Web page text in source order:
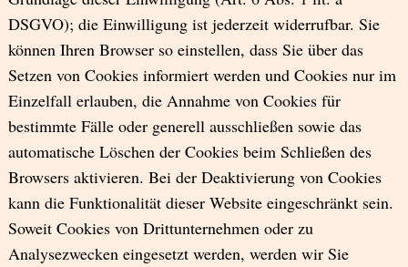
DSGVO); die Einwilligung ist jederzeit widerrufbar. Sie
können Ihren Browser so einstellen, dass Sie über das
Setzen von Cookies informiert werden und Cookies nur im
Einzelfall erlauben, die Annahme von Cookies für
bestimmte Fälle oder generell ausschließen sowie das
automatische Löschen der Cookies beim Schließen des
Browsers aktivieren. Bei der Deaktivierung von Cookies
kann die Funktionalität dieser Website eingeschränkt sein.
Soweit Cookies von Drittunternehmen oder zu
Analysezwecken eingesetzt werden, werden wir Sie